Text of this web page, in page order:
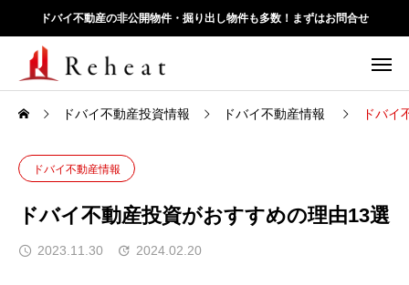
ドバイ不動産の非公開物件・掘り出し物件も多数！まずはお問合せ
ドバイ不動産投資情報 ドバイ不動産情報 ドバイ
ドバイ不動産情報
ドバイ不動産投資がおすすめの理由13選
2023.11.30 2024.02.20